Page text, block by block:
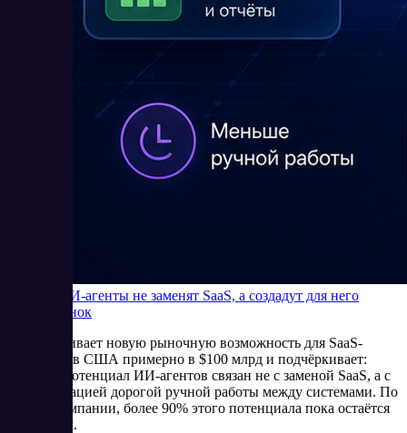
Почему ИИ-агенты не заменят SaaS, а создадут для него
новый рынок
Bain оценивает новую рыночную возможность для SaaS-
компаний в США примерно в $100 млрд и подчёркивает:
главный потенциал ИИ-агентов связан не с заменой SaaS, а с
автоматизацией дорогой ручной работы между системами. По
оценке компании, более 90% этого потенциала пока остаётся
незанятым.